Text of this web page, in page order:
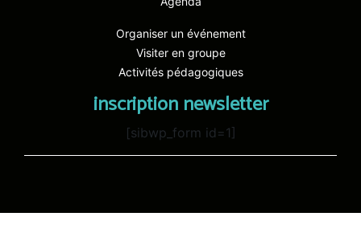
Organiser un événement
Visiter en groupe
Activités pédagogiques
inscription newsletter
[sibwp_form id=1]